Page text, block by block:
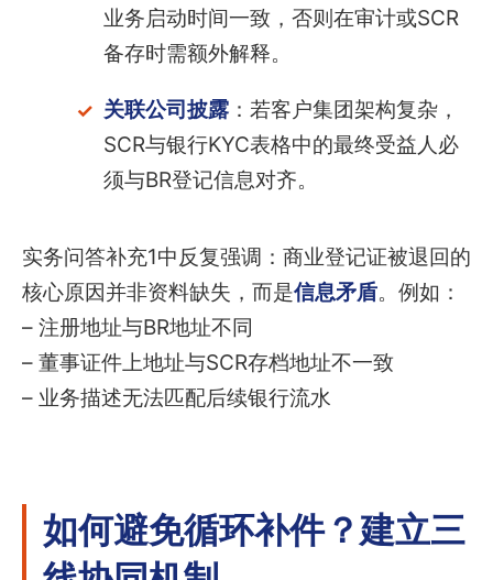
业务启动时间一致，否则在审计或SCR
备存时需额外解释。
关联公司披露：若客户集团架构复杂，
SCR与银行KYC表格中的最终受益人必
须与BR登记信息对齐。
实务问答补充1中反复强调：商业登记证被退回的
核心原因并非资料缺失，而是信息矛盾。例如：
– 注册地址与BR地址不同
– 董事证件上地址与SCR存档地址不一致
– 业务描述无法匹配后续银行流水
如何避免循环补件？建立三